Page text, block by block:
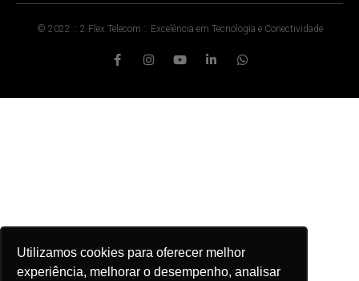
Utilizamos cookies para oferecer melhor
experiência, melhorar o desempenho, analisar
© 2022 :: 2 Flex Telecom :: Excelência em Tecnologia e Conectividade